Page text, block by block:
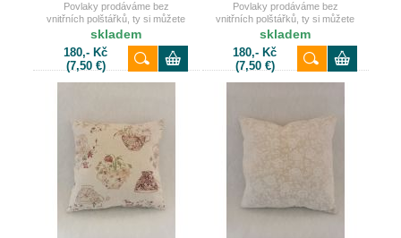
Povlaky prodáváme bez
vnitřních polštářků, ty si můžete
také dokoupit u nás na e-shopu.
skladem
180,- Kč
(7,50 €)
Povlaky prodáváme bez
vnitřních polštářků, ty si můžete
také dokoupit u nás na e-shopu.
skladem
180,- Kč
(7,50 €)